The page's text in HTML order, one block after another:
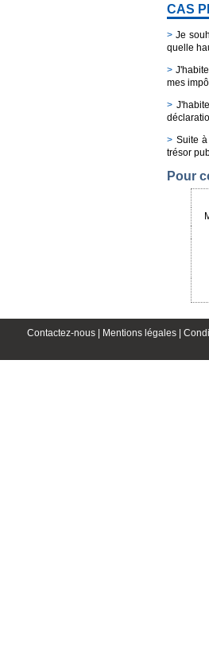
CAS
> Je
quelle
>
mes
>
> Suite
trésor
Pour
Contactez-nous | Mentions légales |